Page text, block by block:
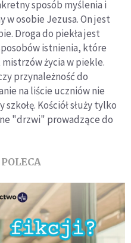
sposób myślenia i
w osobie Jezusa. On jest
Droga do piekła jest
istnienia, które
życia w piekle.
przynależność do
na liście uczniów nie
Kościół służy tylko
"drzwi" prowadzące do